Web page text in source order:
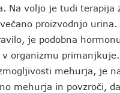
Na voljo je tudi terapija
proizvodnjo urina.
je podobna
organizmu
mehurja, je
mehurja in povzroči,